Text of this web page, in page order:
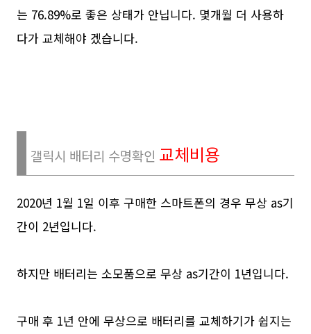
는 76.89%로 좋은 상태가 안닙니다. 몇개월 더 사용하
다가 교체해야 겠습니다.
갤릭시 배터리 수명확인 교체비용
2020년 1월 1일 이후 구매한 스마트폰의 경우 무상 as기
간이 2년입니다.
하지만 배터리는 소모품으로 무상 as기간이 1년입니다.
구매 후 1년 안에 무상으로 배터리를 교체하기가 쉽지는